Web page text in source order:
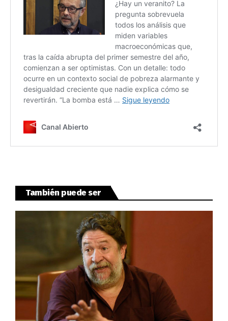
También puede ser